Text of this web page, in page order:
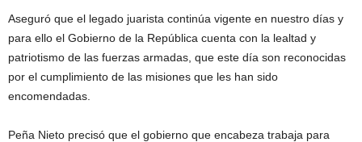
Aseguró que el legado juarista continúa vigente en nuestro días y
para ello el Gobierno de la República cuenta con la lealtad y
patriotismo de las fuerzas armadas, que este día son reconocidas
por el cumplimiento de las misiones que les han sido
encomendadas.
Peña Nieto precisó que el gobierno que encabeza trabaja para